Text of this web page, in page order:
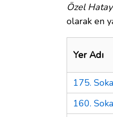
Özel
olarak en
Yer Adı
175.
160.